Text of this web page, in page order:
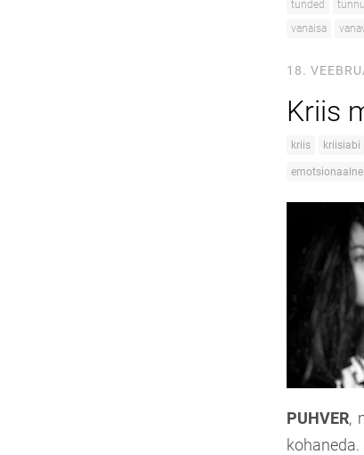
tunded
vanaisa
18.
Kriis
kriis kriisiabi
PUHVER,
kohaneda.